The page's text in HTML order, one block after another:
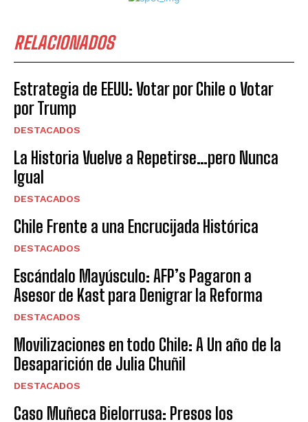
RELACIONADOS
Estrategia de EEUU: Votar por Chile o Votar
por Trump
DESTACADOS
La Historia Vuelve a Repetirse…pero Nunca
Igual
DESTACADOS
Chile Frente a una Encrucijada Histórica
DESTACADOS
Escándalo Mayúsculo: AFP’s Pagaron a
Asesor de Kast para Denigrar la Reforma
DESTACADOS
Movilizaciones en todo Chile: A Un año de la
Desaparición de Julia Chuñil
DESTACADOS
Caso Muñeca Bielorrusa: Presos los